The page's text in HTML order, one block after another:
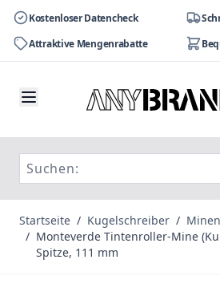
Kostenloser Datencheck
Attraktive Mengenrabatte
Startseite / Kugelschreiber / Minen
/ Monteverde Tintenroller-Mine
Spitze, 111 mm